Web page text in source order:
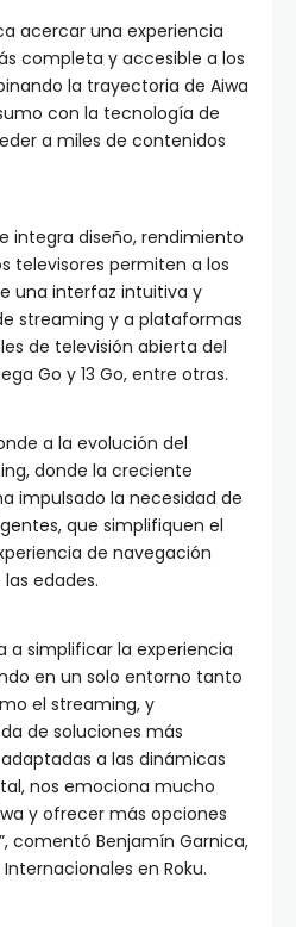
acercar una experiencia
completa y accesible a los
la trayectoria de Aiwa
con la tecnología de
a miles de contenidos
integra diseño, rendimiento
televisores permiten a los
una interfaz intuitiva y
streaming y a plataformas
de televisión abierta del
Go y 13 Go, entre otras.
a la evolución del
donde la creciente
impulsado la necesidad de
que simplifiquen el
de navegación
edades.
a simplificar la experiencia
en un solo entorno tanto
el streaming, y
de soluciones más
a las dinámicas
nos emociona mucho
y ofrecer más opciones
comentó Benjamín Garnica,
en Roku.